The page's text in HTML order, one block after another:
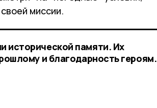
миссии.
исторической памяти. Их
и благодарность героям.